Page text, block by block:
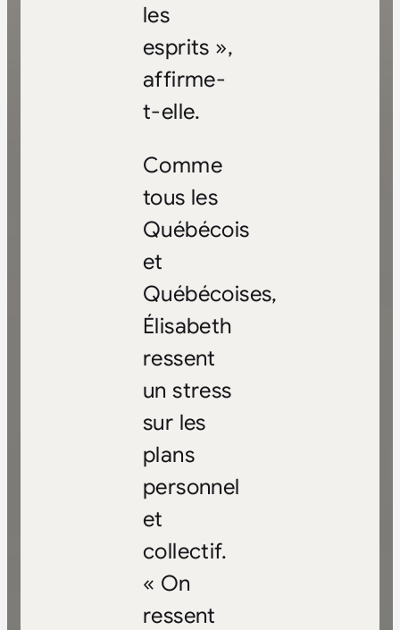
les
esprits »,
affirme-
t-elle.
Comme
tous les
Québécois
et
Québécoises,
Élisabeth
ressent
un stress
sur les
plans
personnel
et
collectif.
« On
ressent